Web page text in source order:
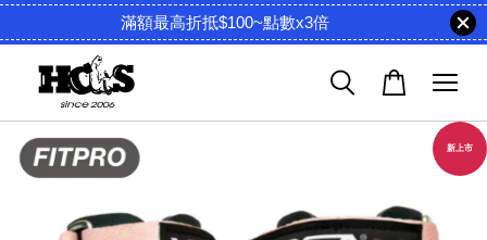
滿額最高折抵$100~點數x3倍
新上市